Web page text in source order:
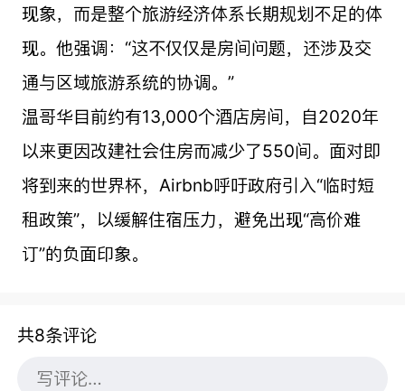
现象，而是整个旅游经济体系长期规划不足的体
现。他强调：“这不仅仅是房间问题，还涉及交
通与区域旅游系统的协调。”
温哥华目前约有13,000个酒店房间，自2020年
以来更因改建社会住房而减少了550间。面对即
将到来的世界杯，Airbnb呼吁政府引入“临时短
租政策”，以缓解住宿压力，避免出现“高价难
订”的负面印象。
共8条评论